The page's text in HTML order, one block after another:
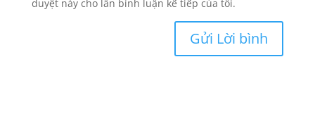
duyệt này cho lần bình luận kế tiếp của tôi.